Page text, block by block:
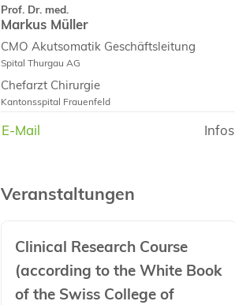
Prof. Dr. med.
Markus Müller
CMO Akutsomatik Geschäftsleitung
Spital Thurgau AG
Chefarzt Chirurgie
Kantonsspital Frauenfeld
E-Mail Infos
E-Mail Infos
Veranstaltungen
Clinical Research Course
(according to the White Book
of the Swiss College of